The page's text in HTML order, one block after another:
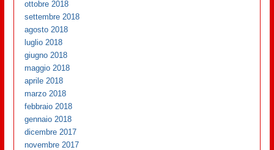
ottobre 2018
settembre 2018
agosto 2018
luglio 2018
giugno 2018
maggio 2018
aprile 2018
marzo 2018
febbraio 2018
gennaio 2018
dicembre 2017
novembre 2017